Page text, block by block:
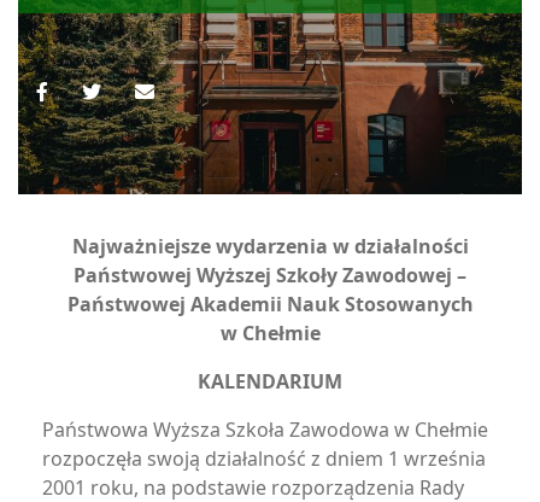
Najważniejsze wydarzenia w działalności
Państwowej Wyższej Szkoły Zawodowej –
Państwowej Akademii Nauk Stosowanych
w Chełmie
KALENDARIUM
Państwowa Wyższa Szkoła Zawodowa w Chełmie
rozpoczęła swoją działalność z dniem 1 września
2001 roku, na podstawie rozporządzenia Rady